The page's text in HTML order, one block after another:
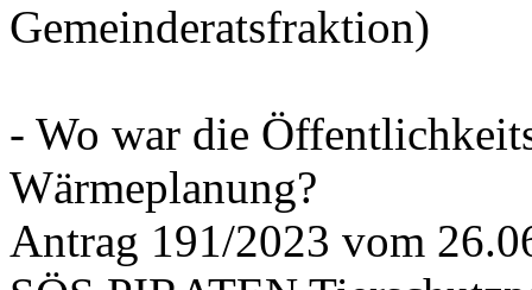
Gemeinderatsfraktion)
- Wo war die
Wärmeplanung?
Antrag 191/2023 vom